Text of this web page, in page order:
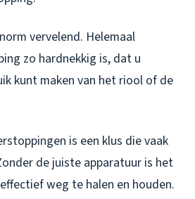
vervelend. Helemaal
zo hardnekkig is, dat u
kunt maken van het riool of de
is een klus die vaak
de juiste apparatuur is het
weg te halen en houden.